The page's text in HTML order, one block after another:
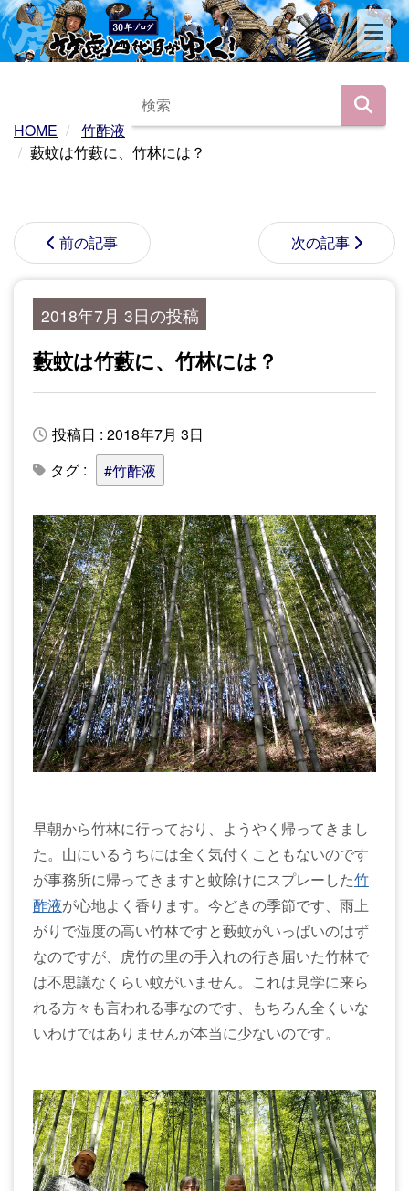
HOME
竹酢液
藪蚊は竹藪に、竹林には？
前の記事 次の記事
2018年7月 3日の投稿
藪蚊は竹藪に、竹林には？
投稿日 : 2018年7月 3日
タグ :
#竹酢液
早朝から竹林に行っており、ようやく帰ってきまし
た。山にいるうちには全く気付くこともないのです
が事務所に帰ってきますと蚊除けにスプレーした竹
酢液が心地よく香ります。今どきの季節です、雨上
がりで湿度の高い竹林ですと藪蚊がいっぱいのはず
なのですが、虎竹の里の手入れの行き届いた竹林で
は不思議なくらい蚊がいません。これは見学に来ら
れる方々も言われる事なのです、もちろん全くいな
いわけではありませんが本当に少ないのです。